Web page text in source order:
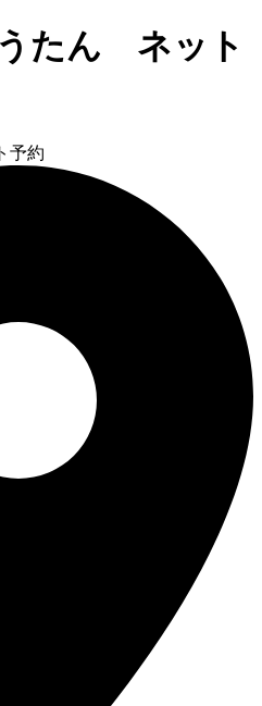
うたん ネット
予約